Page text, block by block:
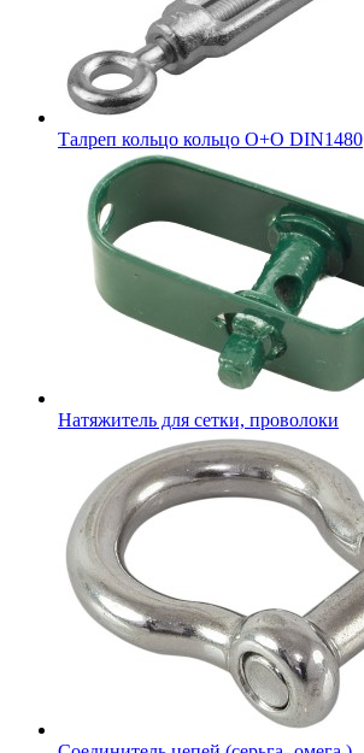
Талреп кольцо кольцо О+О DIN1480
Натяжитель для сетки, проволоки